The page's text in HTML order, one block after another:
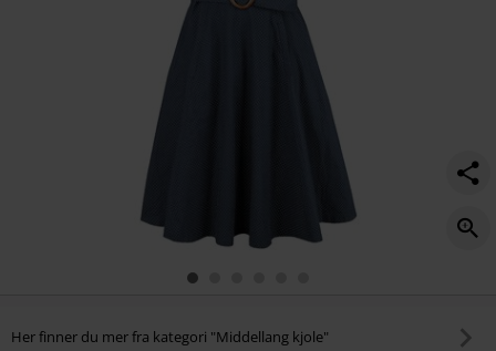
Her finner du mer fra kategori "Middellang kjole"